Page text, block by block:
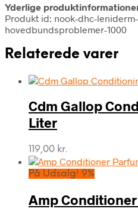
Yderlige
Produkt id: nook-dhc-
hovedbundsproblemer-1000
Relaterede varer
Cdm Gallop
Liter
119,00 kr.
På Udsalg! 9%
Amp